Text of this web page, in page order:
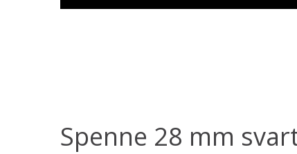
Spenne 28 mm